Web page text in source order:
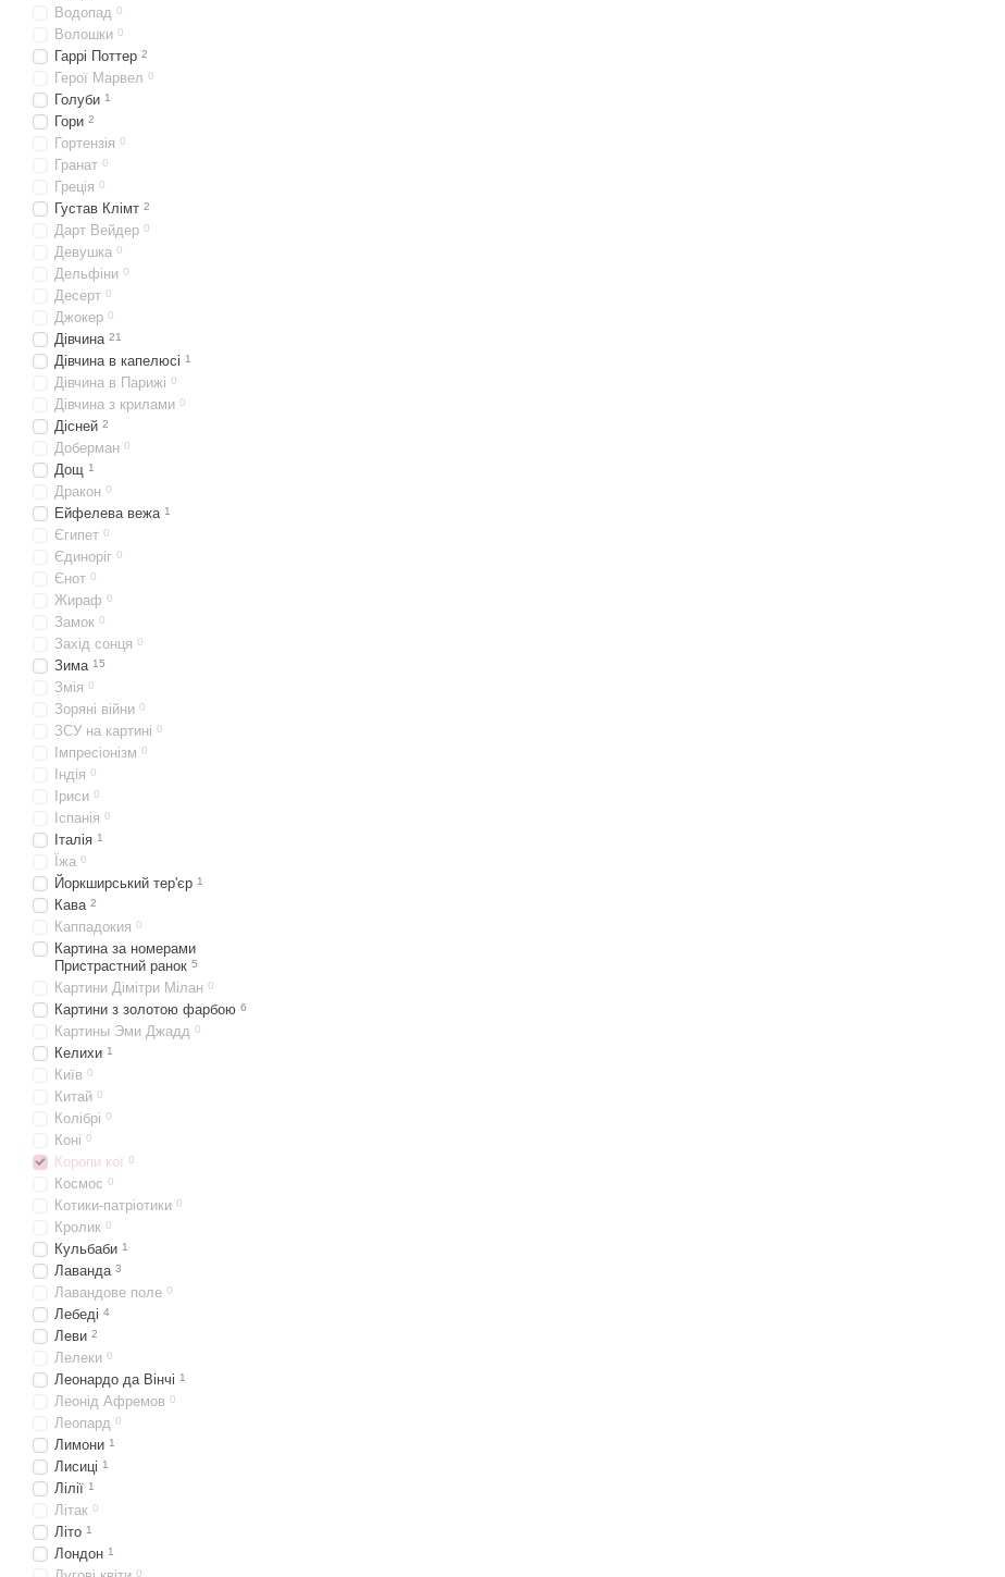
Водопад 0
Волошки 0
Гаррі Поттер 2
Герої Марвел 0
Голуби 1
Гори 2
Гортензія 0
Гранат 0
Греція 0
Густав Клімт 2
Дарт Вейдер 0
Девушка 0
Дельфіни 0
Десерт 0
Джокер 0
Дівчина 21
Дівчина в капелюсі 1
Дівчина в Парижі 0
Дівчина з крилами 0
Дісней 2
Доберман 0
Дощ 1
Дракон 0
Ейфелева вежа 1
Єгипет 0
Єдиноріг 0
Єнот 0
Жираф 0
Замок 0
Захід сонця 0
Зима 15
Змія 0
Зоряні війни 0
ЗСУ на картині 0
Імпресіонізм 0
Індія 0
Іриси 0
Іспанія 0
Італія 1
Їжа 0
Йоркширський тер'єр 1
Кава 2
Каппадокия 0
Картина за номерами
Пристрастний ранок 5
Картини Дімітри Мілан 0
Картини з золотою фарбою 6
Картины Эми Джадд 0
Келихи 1
Київ 0
Китай 0
Колібрі 0
Коні 0
Коропи кої 0
Космос 0
Котики-патріотики 0
Кролик 0
Кульбаби 1
Лаванда 3
Лавандове поле 0
Лебеді 4
Леви 2
Лелеки 0
Леонардо да Вінчі 1
Леонід Афремов 0
Леопард 0
Лимони 1
Лисиці 1
Лілії 1
Літак 0
Літо 1
Лондон 1
0